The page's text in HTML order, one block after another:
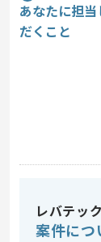
あなたに担当
だくこと
レバテッ
案件につ